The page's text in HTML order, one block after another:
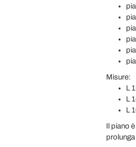
Misure:
L
L
L
Il piano
prolunga